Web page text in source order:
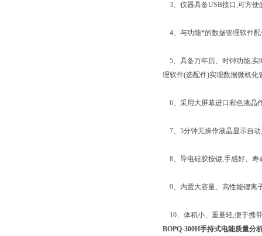
3、仪器具备USB接口,可方便
4、与功能*的数据管理软件配
5、具备万年历、时钟功能,实
理软件(选配件)实现数据微机化
6、采用大屏幕进口彩色液晶
7、5分钟无操作液晶显示自
8、导电硅胶按键,手感好、寿
9、内置大容量、高性能锂离
10、体积小、重量轻,便于携
BOPQ-300H手持式电能质量分